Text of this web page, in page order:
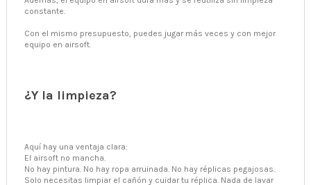
constante.
Con el mismo presupuesto, puedes jugar más veces y con mejor
equipo en airsoft.
¿Y la limpieza?
Aquí hay una ventaja clara:
El airsoft no mancha.
No hay pintura. No hay ropa arruinada. No hay réplicas pegajosas.
Solo necesitas limpiar el cañón y cuidar tu réplica. Nada de lavar